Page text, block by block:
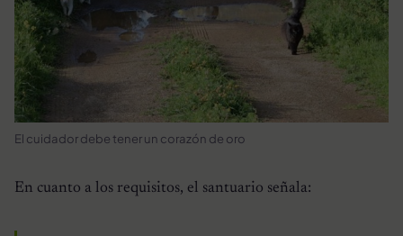
El cuidador debe tener un corazón de oro
En cuanto a los requisitos, el santuario señala: